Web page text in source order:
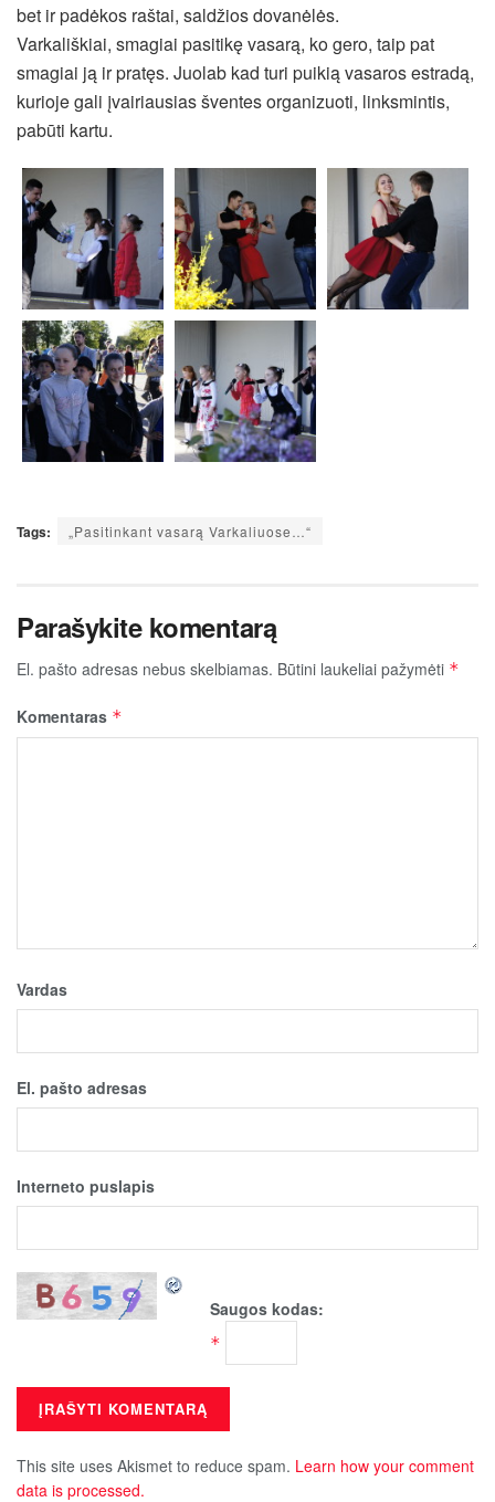
bet ir padėkos raštai, saldžios dovanėlės.
Varkališkiai, smagiai pasitikę vasarą, ko gero, taip pat
smagiai ją ir pratęs. Juolab kad turi puikią vasaros estradą,
kurioje gali įvairiausias šventes organizuoti, linksmintis,
pabūti kartu.
Tags: „Pasitinkant vasarą Varkaliuose…“
Parašykite komentarą
El. pašto adresas nebus skelbiamas. Būtini laukeliai pažymėti *
Komentaras *
Vardas
El. pašto adresas
Interneto puslapis
Saugos kodas:
*
This site uses Akismet to reduce spam. Learn how your comment
data is processed.